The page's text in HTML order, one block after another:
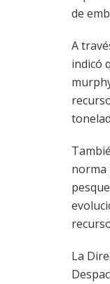
de
A
indicó
norma
La